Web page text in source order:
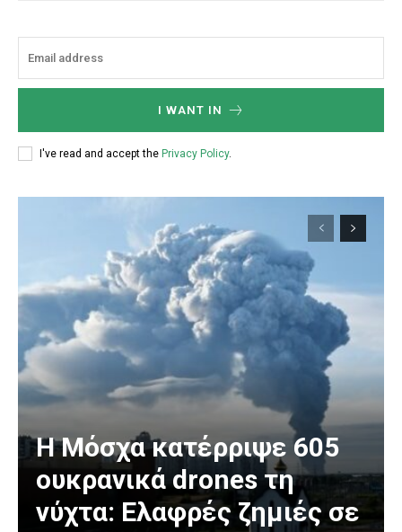
I WANT IN
I've read and accept the Privacy Policy.
Η Μόσχα κατέρριψε 605
ουκρανικά drones τη
νύχτα: Ελαφρές ζημιές σε